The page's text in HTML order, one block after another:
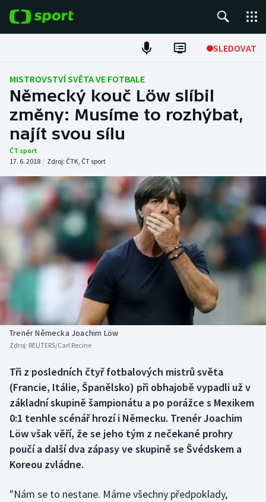
SLEDOVAT
Fotbal
Hokej
Tenis
Atletika
Cyklistika
DALŠÍ SPORTY
Americký fotbal
Baseball a softbal
Biatlon
Box
Curling
Dostihy
NEPŘEHLÉDNĚTE
Soutěže
Historické návraty
Aplikace ČT sport
MISTROVSTVÍ SVĚTA VE FOTBALE
Německý kouč Löw slíbil
změny: Musíme to rozhýbat,
najít svou sílu
ČT sport
17. 6. 2018 | Zdroj: ČTK, ČT sport
Trenér Německa Joachim Löw
Zdroj: REUTERS/Carl Recine
Tři z posledních čtyř fotbalových mistrů světa
(Francie, Itálie, Španělsko) při obhajobě vypadli už v
základní skupině šampionátu a po porážce s Mexikem
0:1 tenhle scénář hrozí i Německu. Trenér Joachim
Löw však věří, že se jeho tým z nečekané prohry
poučí a další dva zápasy ve skupině se Švédskem a
Koreou zvládne.
"Nám se to nestane. Máme všechny předpoklady,